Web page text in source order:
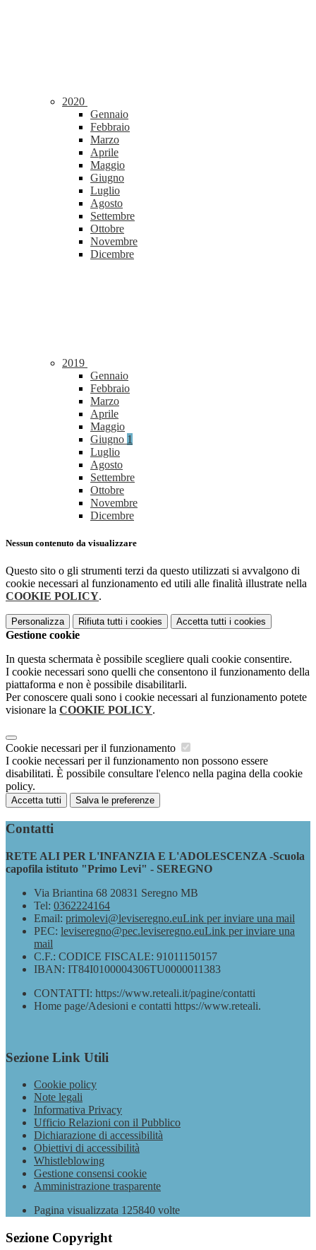
2020
Gennaio
Febbraio
Marzo
Aprile
Maggio
Giugno
Luglio
Agosto
Settembre
Ottobre
Novembre
Dicembre
2019
Gennaio
Febbraio
Marzo
Aprile
Maggio
Giugno 1
Luglio
Agosto
Settembre
Ottobre
Novembre
Dicembre
Nessun contenuto da visualizzare
Questo sito o gli strumenti terzi da questo utilizzati si avvalgono di
cookie necessari al funzionamento ed utili alle finalità illustrate nella
COOKIE POLICY.
Personalizza Rifiuta tutti i cookies Accetta tutti i cookies
Gestione cookie
In questa schermata è possibile scegliere quali cookie consentire.
I cookie necessari sono quelli che consentono il funzionamento della
piattaforma e non è possibile disabilitarli.
Per conoscere quali sono i cookie necessari al funzionamento potete
visionare la COOKIE POLICY.
Cookie necessari per il funzionamento
I cookie necessari per il funzionamento non possono essere
disabilitati. È possibile consultare l'elenco nella pagina della cookie
policy.
Accetta tutti Salva le preferenze
Contatti
RETE ALI PER L'INFANZIA E L'ADOLESCENZA -Scuola
capofila istituto "Primo Levi" - SEREGNO
Via Briantina 68 20831 Seregno MB
Tel: 0362224164
Email: primolevi@leviseregno.euLink per inviare una mail
PEC: leviseregno@pec.leviseregno.euLink per inviare una
mail
C.F.: CODICE FISCALE: 91011150157
IBAN: IT84I0100004306TU0000011383
CONTATTI: https://www.reteali.it/pagine/contatti
Home page/Adesioni e contatti https://www.reteali.
Sezione Link Utili
Cookie policy
Note legali
Informativa Privacy
Ufficio Relazioni con il Pubblico
Dichiarazione di accessibilità
Obiettivi di accessibilità
Whistleblowing
Gestione consensi cookie
Amministrazione trasparente
Pagina visualizzata 125840 volte
Sezione Copyright